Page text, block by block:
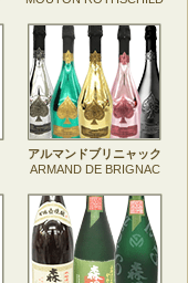
アルマンドブリニャック
ARMAND DE BRIGNAC